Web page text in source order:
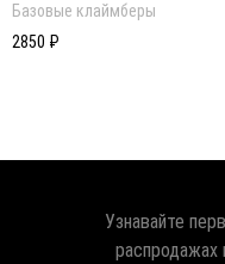
Базовые клаймберы
2850 ₽
Узнавайте
распродажах